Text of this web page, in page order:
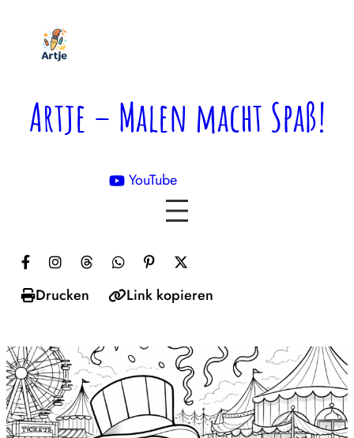
springen
Artje – Malen macht Spaß!
YouTube

Drucken Link kopieren